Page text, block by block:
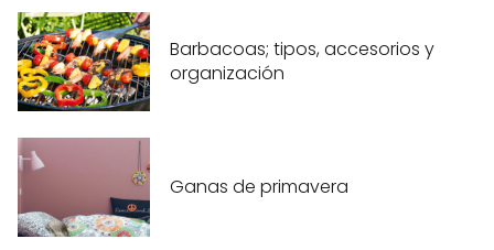
Barbacoas; tipos, accesorios y
organización
Ganas de primavera